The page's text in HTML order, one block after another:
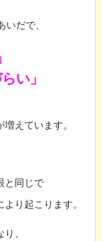
だで、
い」
えています。
と同じで
より起こります。
、